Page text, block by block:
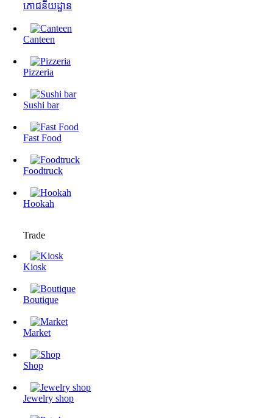
ភោជនីយដ្ឋាន
Canteen
Pizzeria
Sushi bar
Fast Food
Foodtruck
Hookah
Trade
Kiosk
Boutique
Market
Shop
Jewelry shop